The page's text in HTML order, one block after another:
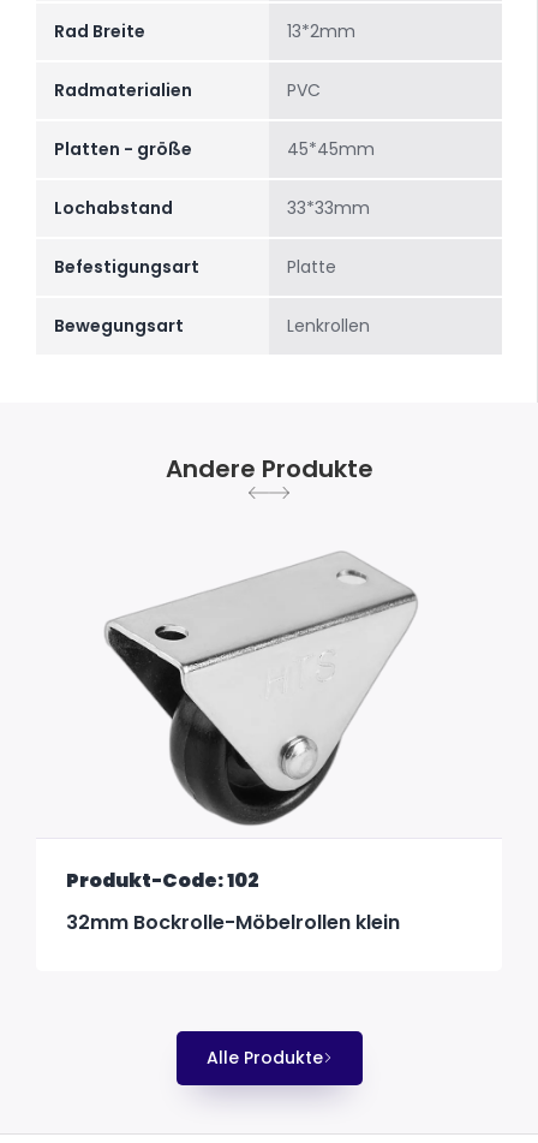
Rad Breite 13*2mm
Radmaterialien PVC
Platten - größe 45*45mm
Lochabstand 33*33mm
Befestigungsart Platte
Bewegungsart Lenkrollen
Andere Produkte
Produkt-Code: 102
32mm Bockrolle-Möbelrollen klein
Alle Produkte